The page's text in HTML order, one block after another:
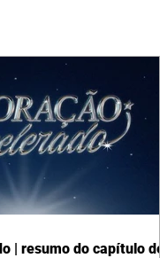
| resumo do capítulo de